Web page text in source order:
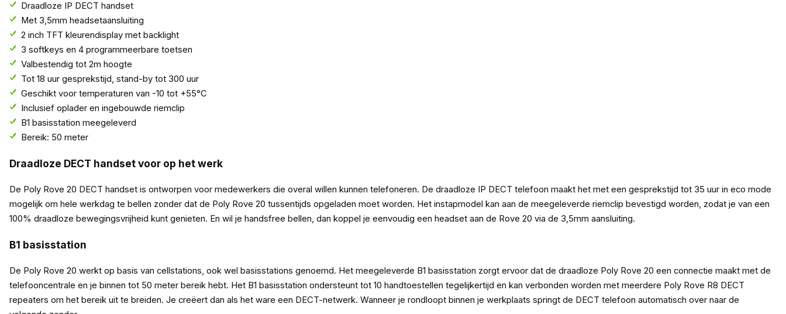
Draadloze IP DECT handset
Met 3,5mm headsetaansluiting
2 inch TFT kleurendisplay met backlight
3 softkeys en 4 programmeerbare toetsen
Valbestendig tot 2m hoogte
Tot 18 uur gesprekstijd, stand-by tot 300 uur
Geschikt voor temperaturen van -10 tot +55°C
Inclusief oplader en ingebouwde riemclip
B1 basisstation meegeleverd
Bereik: 50 meter
Draadloze DECT handset voor op het werk
De Poly Rove 20 DECT handset is ontworpen voor medewerkers die overal willen kunnen telefoneren. De draadloze IP DECT telefoon maakt het met een gesprekstijd tot 35 uur in eco mode
mogelijk om hele werkdag te bellen zonder dat de Poly Rove 20 tussentijds opgeladen moet worden. Het instapmodel kan aan de meegeleverde riemclip bevestigd worden, zodat je van een
100% draadloze bewegingsvrijheid kunt genieten. En wil je handsfree bellen, dan koppel je eenvoudig een headset aan de Rove 20 via de 3,5mm aansluiting.
B1 basisstation
De Poly Rove 20 werkt op basis van cellstations, ook wel basisstations genoemd. Het meegeleverde B1 basisstation zorgt ervoor dat de draadloze Poly Rove 20 een connectie maakt met de
telefooncentrale en je binnen tot 50 meter bereik hebt. Het B1 basisstation ondersteunt tot 10 handtoestellen tegelijkertijd en kan verbonden worden met meerdere Poly Rove R8 DECT
repeaters om het bereik uit te breiden. Je creëert dan als het ware een DECT-netwerk. Wanneer je rondloopt binnen je werkplaats springt de DECT telefoon automatisch over naar de